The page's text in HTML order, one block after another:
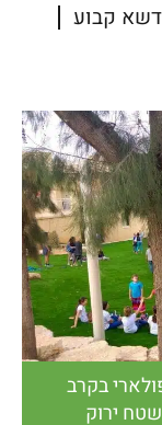
קבוע
בקרב
ירוק